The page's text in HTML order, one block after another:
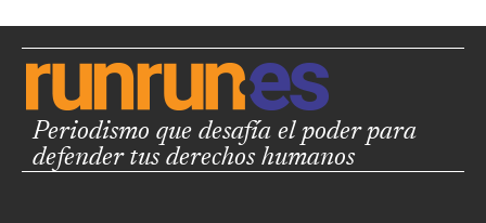
Periodismo que desafía el poder para
defender tus derechos humanos